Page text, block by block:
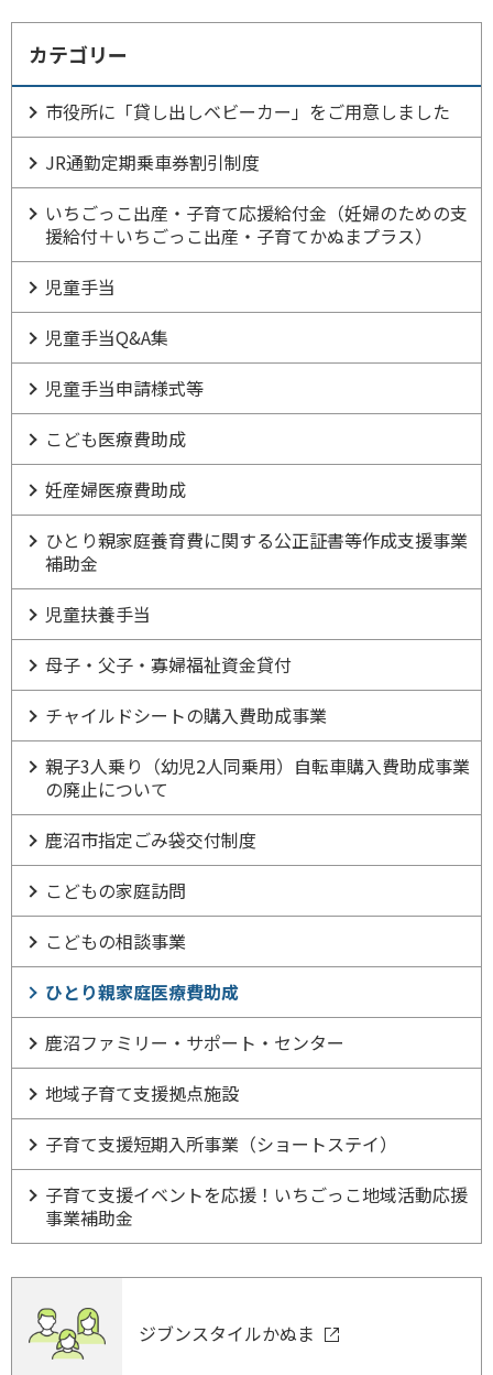
カテゴリー
市役所に「貸し出しベビーカー」をご用意しました
JR通勤定期乗車券割引制度
いちごっこ出産・子育て応援給付金（妊婦のための支
援給付＋いちごっこ出産・子育てかぬまプラス）
児童手当
児童手当Q&A集
児童手当申請様式等
こども医療費助成
妊産婦医療費助成
ひとり親家庭養育費に関する公正証書等作成支援事業
補助金
児童扶養手当
母子・父子・寡婦福祉資金貸付
チャイルドシートの購入費助成事業
親子3人乗り（幼児2人同乗用）自転車購入費助成事業
の廃止について
鹿沼市指定ごみ袋交付制度
こどもの家庭訪問
こどもの相談事業
ひとり親家庭医療費助成
鹿沼ファミリー・サポート・センター
地域子育て支援拠点施設
子育て支援短期入所事業（ショートステイ）
子育て支援イベントを応援！いちごっこ地域活動応援
事業補助金
ジブンスタイルかぬま